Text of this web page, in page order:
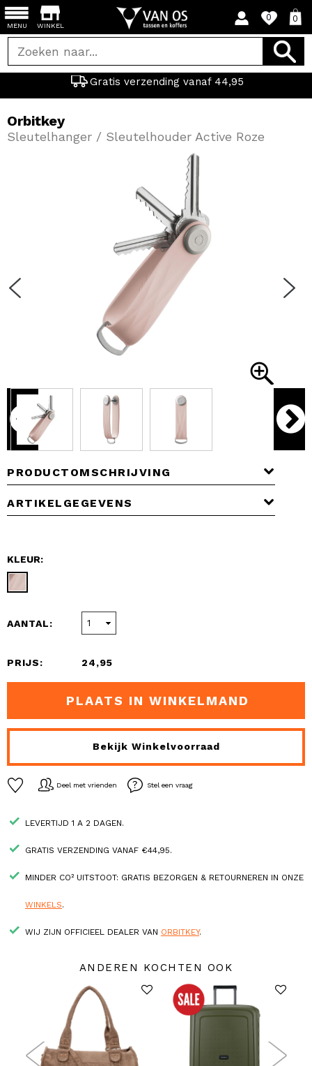
WINKEL
0 0
Gratis verzending vanaf 44,95
MENU
PRODUCTOMSCHRIJVING
ARTIKELGEGEVENS
Orbitkey
Sleutelhanger / Sleutelhouder Active Roze
KLEUR:
AANTAL:
PRIJS: 24,95
PLAATS IN WINKELMAND
Bekijk Winkelvoorraad
Deel met vrienden Stel een vraag
LEVERTIJD 1 A 2 DAGEN.
GRATIS VERZENDING VANAF €44,95.
MINDER CO² UITSTOOT: GRATIS BEZORGEN & RETOURNEREN IN ONZE
WINKELS.
WIJ ZIJN OFFICIEEL DEALER VAN ORBITKEY.
ANDEREN KOCHTEN OOK